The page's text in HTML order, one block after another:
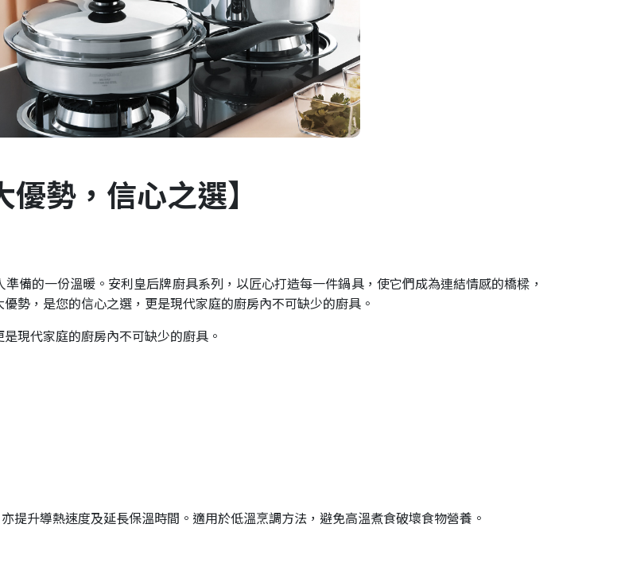
勢，信心之選】
備的一份溫暖。安利皇后牌廚具系列，以匠心打造每一件鍋具，使它們成為連結情感的橋樑，
勢，是您的信心之選，更是現代家庭的廚房內不可缺少的廚具。
現代家庭的廚房內不可缺少的廚具。
提升導熱速度及延長保溫時間。適用於低溫烹調方法，避免高溫煮食破壞食物營養。